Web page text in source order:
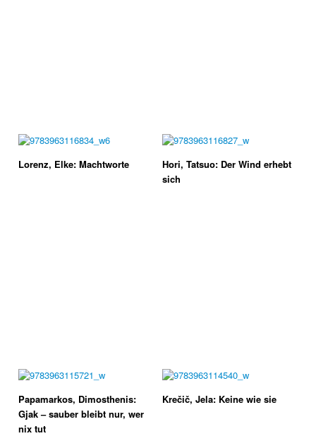
Lorenz, Elke: Machtworte
Hori, Tatsuo: Der Wind erhebt
sich
Papamarkos, Dimosthenis:
Gjak – sauber bleibt nur, wer
nix tut
Krečič, Jela: Keine wie sie